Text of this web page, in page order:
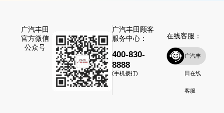
广汽丰田
官方微信
公众号
广汽丰田顾客
服务中心：
400-830-
8888
(手机拨打)
在线客服：
广汽丰
田在线
客服